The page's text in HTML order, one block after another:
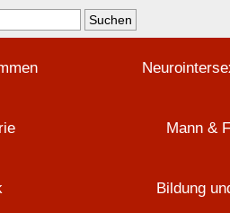
Mann &
Bildung